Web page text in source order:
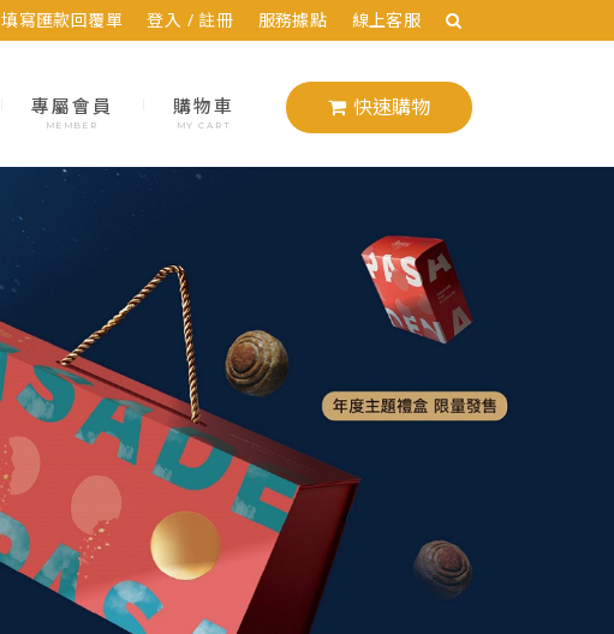
填寫匯款回覆單 登入 / 註冊 服務據點 線上客服
專屬會員
MEMBER
購物車
MY CART
快速購物